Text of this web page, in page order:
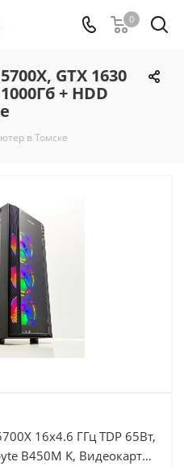
0
GTX 1630
+ HDD
в Томске
16x4.6 ГГц TDP 65Вт,
B450M K, Видеокарта